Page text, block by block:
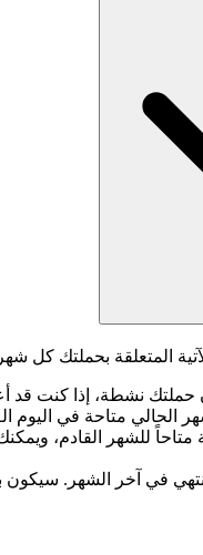
المتعلقة بحملتك كل
حملتك نشطة، إذا كنت قد
متاحاً للشهر القادم،
في آخر الشهر. سيكون